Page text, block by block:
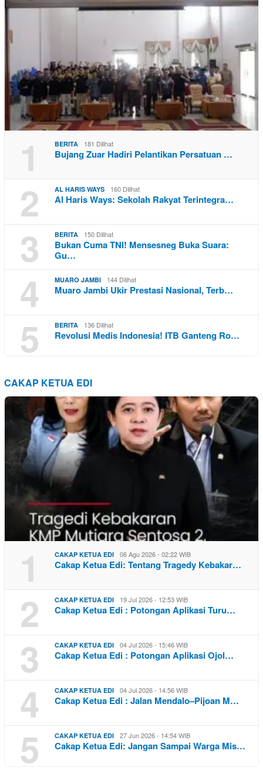
1 BERITA 181 Dilihat
Bujang Zuar Hadiri Pelantikan Persatuan …
2 AL HARIS WAYS 160 Dilihat
Al Haris Ways: Sekolah Rakyat Terintegra…
3 BERITA 150 Dilihat
Bukan Cuma TNI! Mensesneg Buka Suara:
Gu…
4 MUARO JAMBI 144 Dilihat
Muaro Jambi Ukir Prestasi Nasional, Terb…
5 BERITA 136 Dilihat
Revolusi Medis Indonesia! ITB Ganteng Ro…
CAKAP KETUA EDI
1 CAKAP KETUA EDI 06 Agu 2026 - 02:22 WIB
Cakap Ketua Edi: Tentang Tragedy Kebakar…
2 CAKAP KETUA EDI 19 Jul 2026 - 12:53 WIB
Cakap Ketua Edi : Potongan Aplikasi Turu…
3 CAKAP KETUA EDI 04 Jul 2026 - 15:46 WIB
Cakap Ketua Edi : Potongan Aplikasi Ojol…
4 CAKAP KETUA EDI 04 Jul 2026 - 14:56 WIB
Cakap Ketua Edi : Jalan Mendalo–Pijoan M…
5 CAKAP KETUA EDI 27 Jun 2026 - 14:54 WIB
Cakap Ketua Edi: Jangan Sampai Warga Mis…